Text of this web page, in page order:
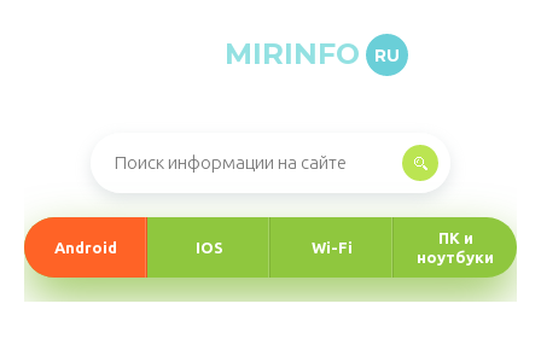
MIRINFO RU
Android IOS Wi-Fi
ПК и
ноутбуки